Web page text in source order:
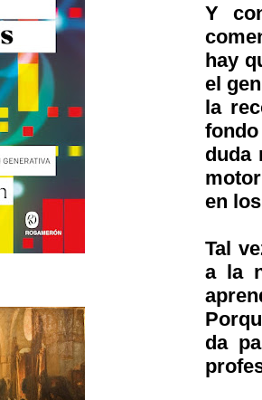
Y
hay
el
la
duda
en
Tal
a la
da